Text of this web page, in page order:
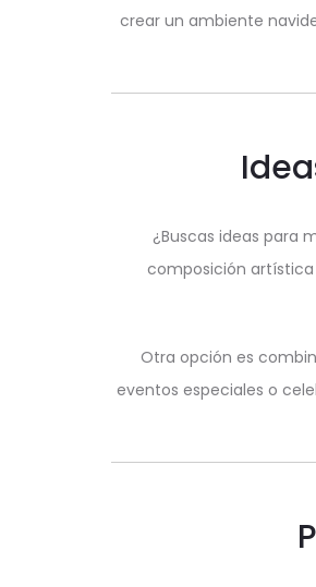
crear un ambiente
¿Buscas ideas para
composición
Otra opción es
eventos especiales o